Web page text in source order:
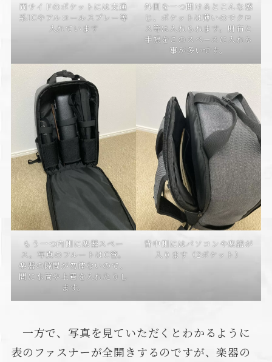
両サイドのポケットには交通
系ICやアルコールスプレー等
入れています
外側を一つ開けるとこんな感
じ、ポケットは薄いのでクロ
ス等は入れられます。財布と
手帳をこのスペースに入れる
事が多いです。
もう一つ内側に楽器スペー
ス。写真のフルートはC管。
楽器の隙間が勿体ないので、
間に水筒や上着を入れたりし
ます。
背中側にはパソコンや楽譜が
入ります（2ポケット）
一方で、写真を見ていただくとわかるように
表のファスナーが全開きするのですが、楽器の